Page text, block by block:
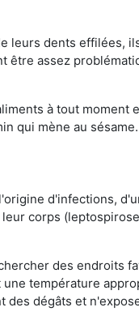
leurs dents effilées,
être assez
à tout moment
qui mène au
d'infections,
corps
des endroits
température
des dégâts et